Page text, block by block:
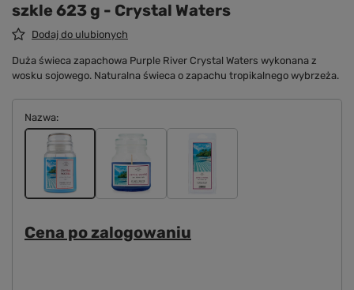
szkle 623 g - Crystal Waters
Dodaj do ulubionych
Duża świeca zapachowa Purple River Crystal Waters wykonana z
wosku sojowego. Naturalna świeca o zapachu tropikalnego wybrzeża.
Nazwa
Cena po zalogowaniu